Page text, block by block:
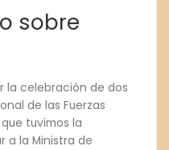
sobre
la celebración de dos
de las Fuerzas
que tuvimos la
a la Ministra de